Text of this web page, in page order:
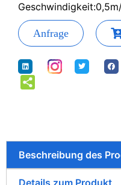
Anfrage
Beschreibung des
Details zum Produkt